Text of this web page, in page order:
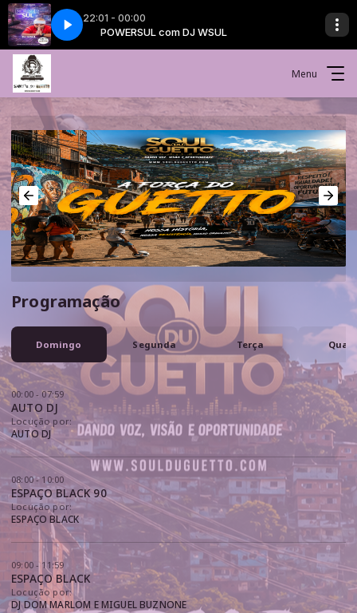
22:01 - 00:00
POWERSUL com DJ WSUL
Menu
Programação
Domingo Segunda Terça
00:00 - 07:59
AUTO DJ
Locução por:
AUTO DJ
08:00 - 10:00
ESPAÇO BLACK 90
Locução por:
ESPAÇO BLACK
09:00 - 11:59
ESPAÇO BLACK
Locução por:
DJ DOM MARLOM E MIGUEL BUZNONE